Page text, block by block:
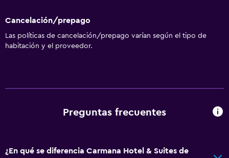
Cancelación/prepago
Las políticas de cancelación/prepago varían según el tipo de
habitación y el proveedor.
Preguntas frecuentes
¿En qué se diferencia Carmana Hotel & Suites de